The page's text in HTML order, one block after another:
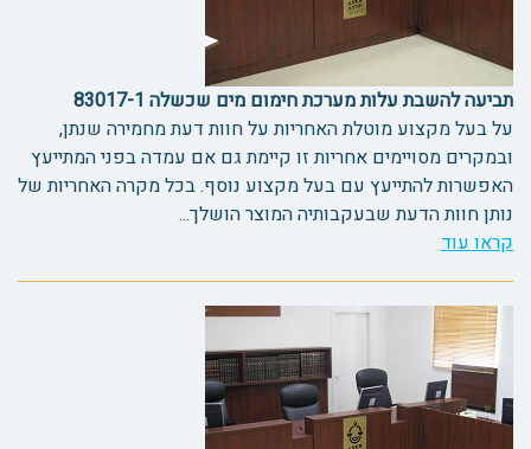
תביעה להשבת עלות מערכת חימום מים שכשלה 83017-1
על בעל מקצוע מוטלת האחריות על חוות דעת מחמירה שנתן,
ובמקרים מסויימים אחריות זו קיימת גם אם עמדה בפני המתייעץ
האפשרות להתייעץ עם בעל מקצוע נוסף. בכל מקרה האחריות של
נותן חוות הדעת שבעקבותיה המוצר הושלך...
קראו עוד